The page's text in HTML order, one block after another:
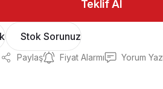
Teklif Al
Stok Sorunuz
Paylaş Fiyat Alarmı Yorum Yaz